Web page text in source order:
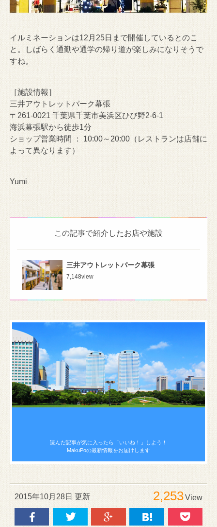
イルミネーションは12月25日まで開催しているとのこ
と。しばらく通勤や通学の帰り道が楽しみになりそうで
すね。
［施設情報］
三井アウトレットパーク幕張
〒261-0021 千葉県千葉市美浜区ひび野2-6-1
海浜幕張駅から徒歩1分
ショップ営業時間 ： 10:00～20:00（レストランは店舗に
よって異なります）
Yumi
この記事で紹介したお店や施設
三井アウトレットパーク幕張
7,148view
読んだ記事が気に入ったら 「いいね！」しよう！
MakuPoの最新情報をお届けします
2015年10月28日 更新 2,253View